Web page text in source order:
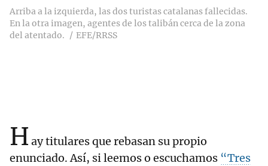
Arriba a la izquierda, las dos turistas catalanas fallecidas.
En la otra imagen, agentes de los talibán cerca de la zona
del atentado.
EFE/RRSS
H ay titulares que rebasan su propio
enunciado. Así, si leemos o escuchamos “Tres